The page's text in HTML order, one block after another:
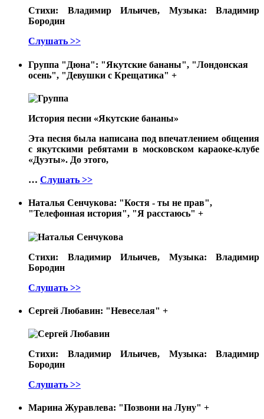
Стихи: Владимир Ильичев, Музыка: Владимир
Бородин
Слушать >>
Группа "Дюна": "Якутские бананы", "Лондонская
осень", "Девушки с Крещатика" +
История песни «Якутские бананы»
Эта песня была написана под впечатлением общения
с якутскими ребятами в московском караоке-клубе
«Дуэты». До этого,
… Слушать >>
Наталья Сенчукова: "Костя - ты не прав",
"Телефонная история", "Я расстаюсь" +
Стихи: Владимир Ильичев, Музыка: Владимир
Бородин
Слушать >>
Сергей Любавин: "Невеселая" +
Стихи: Владимир Ильичев, Музыка: Владимир
Бородин
Слушать >>
Марина Журавлева: "Позвони на Луну" +